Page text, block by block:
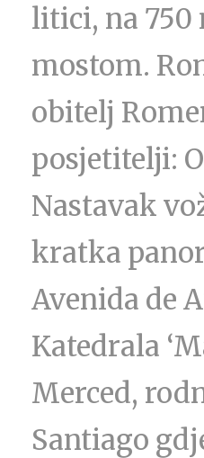
litici, na
mostom.
obitelj
posjetitelji:
Nastavak
kratka
Avenida de
Katedrala
Merced,
Santiago